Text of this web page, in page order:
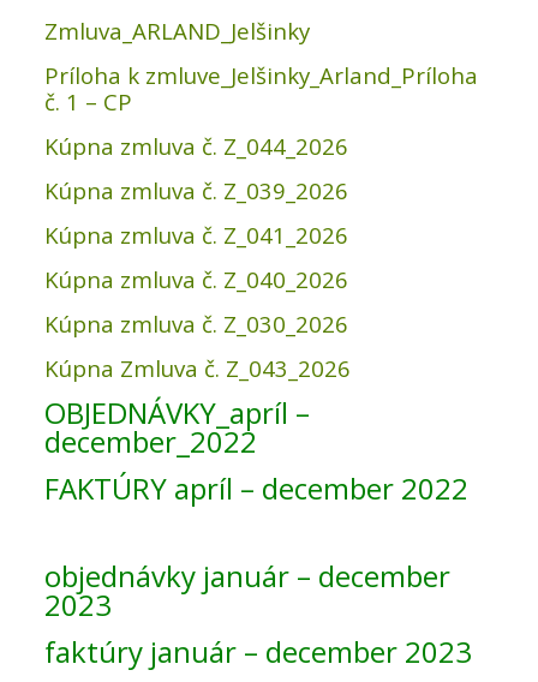
Zmluva_ARLAND_Jelšinky
Príloha k zmluve_Jelšinky_Arland_Príloha
č. 1 – CP
Kúpna zmluva č. Z_044_2026
Kúpna zmluva č. Z_039_2026
Kúpna zmluva č. Z_041_2026
Kúpna zmluva č. Z_040_2026
Kúpna zmluva č. Z_030_2026
Kúpna Zmluva č. Z_043_2026
OBJEDNÁVKY_apríl –
december_2022
FAKTÚRY apríl – december 2022
objednávky január – december
2023
faktúry január – december 2023